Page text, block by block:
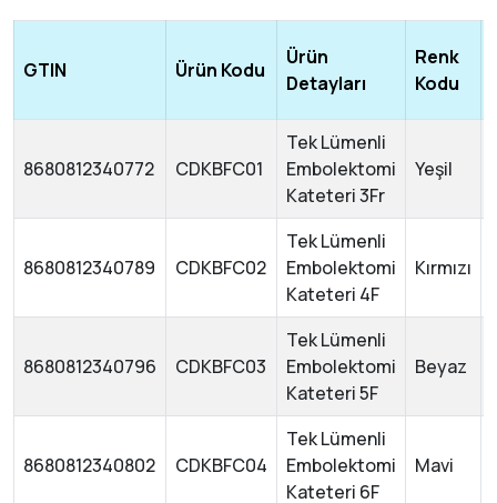
GTIN Ürün Kodu
Ürün
Detayları
Renk
Kodu
8680812340772 CDKBFC01
Tek Lümenli
Embolektomi
Kateteri 3Fr
Yeşil
8680812340789 CDKBFC02
Tek Lümenli
Embolektomi
Kateteri 4F
Kırmızı
8680812340796 CDKBFC03
Tek Lümenli
Embolektomi
Kateteri 5F
Beyaz
8680812340802 CDKBFC04
Tek Lümenli
Embolektomi
Kateteri 6F
Mavi